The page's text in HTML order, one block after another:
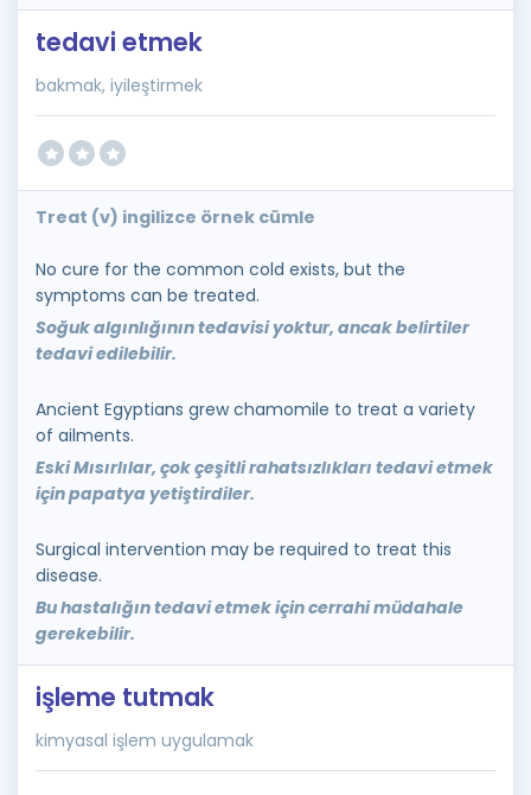
tedavi etmek
bakmak, iyileştirmek
Treat (v) ingilizce örnek cümle
No cure for the common cold exists, but the
symptoms can be treated.
Soğuk algınlığının tedavisi yoktur, ancak belirtiler
tedavi edilebilir.
Ancient Egyptians grew chamomile to treat a variety
of ailments.
Eski Mısırlılar, çok çeşitli rahatsızlıkları tedavi etmek
için papatya yetiştirdiler.
Surgical intervention may be required to treat this
disease.
Bu hastalığın tedavi etmek için cerrahi müdahale
gerekebilir.
işleme tutmak
kimyasal işlem uygulamak